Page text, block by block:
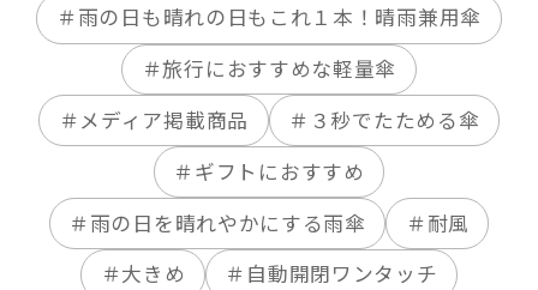
＃雨の日も晴れの日もこれ１本！晴雨兼用傘
＃旅行におすすめな軽量傘
＃メディア掲載商品
＃３秒でたためる傘
＃ギフトにおすすめ
＃雨の日を晴れやかにする雨傘
＃耐風
＃大きめ
＃自動開閉ワンタッチ